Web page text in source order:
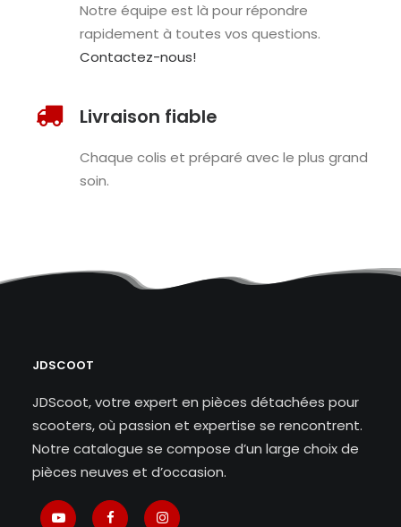
Notre équipe est là pour répondre
rapidement à toutes vos questions.
Contactez-nous!
Livraison fiable
Chaque colis et préparé avec le plus grand
soin.
JDSCOOT
JDScoot, votre expert en pièces détachées pour
scooters, où passion et expertise se rencontrent.
Notre catalogue se compose d’un large choix de
pièces neuves et d’occasion.